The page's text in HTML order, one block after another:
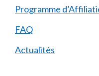
Programme
FAQ
Actualités